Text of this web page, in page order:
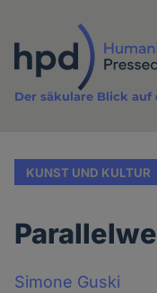
Inhalt
Der säkulare Blick auf
KUNST UND KULTUR
Simone Guski